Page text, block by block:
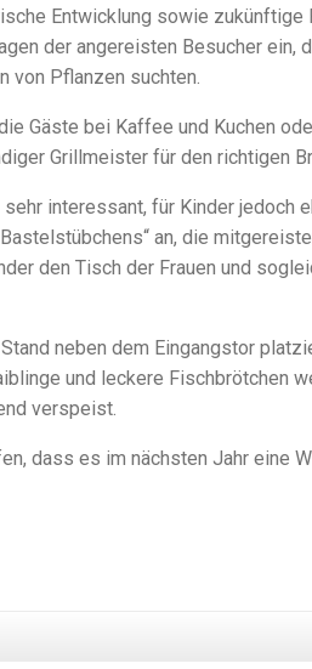
Entwicklung sowie zukünftige
der angereisten Besucher ein,
von Pflanzen suchten.
Gäste bei Kaffee und Kuchen
Grillmeister für den richtigen
sehr interessant, für Kinder
an, die
den Tisch der Frauen und
neben dem Eingangstor
und leckere Fischbrötchen
verspeist.
dass es im nächsten Jahr eine